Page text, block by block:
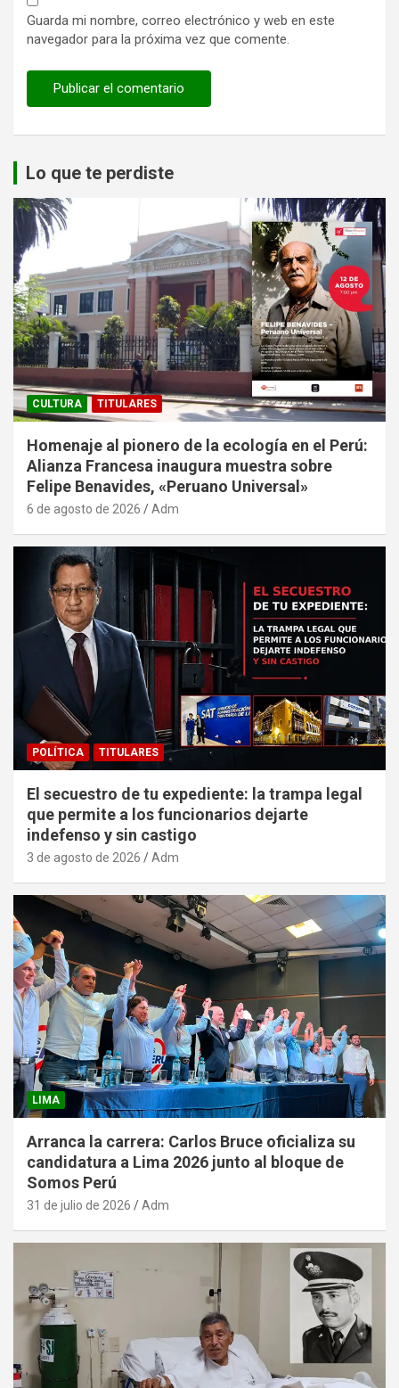
Guarda mi nombre, correo electrónico y web en este
navegador para la próxima vez que comente.
Lo que te perdiste
CULTURA TITULARES
Homenaje al pionero de la ecología en el Perú:
Alianza Francesa inaugura muestra sobre
Felipe Benavides, «Peruano Universal»
6 de agosto de 2026 Adm
POLÍTICA TITULARES
El secuestro de tu expediente: la trampa legal
que permite a los funcionarios dejarte
indefenso y sin castigo
3 de agosto de 2026 Adm
LIMA
Arranca la carrera: Carlos Bruce oficializa su
candidatura a Lima 2026 junto al bloque de
Somos Perú
31 de julio de 2026 Adm